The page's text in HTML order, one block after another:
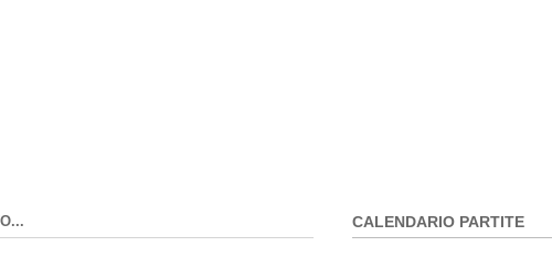
CALENDARIO PARTITE